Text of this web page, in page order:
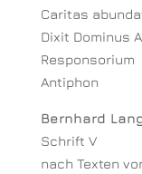
Caritas
Dixit Dominus
Responsorium
Antiphon
Bernhard
Schrift V
nach Texten